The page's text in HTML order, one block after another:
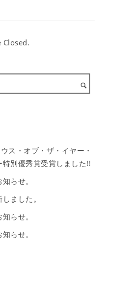
Closed.
ス・オブ・ザ・イヤー・
特別優秀賞受賞しました!!
らせ。
ました。
らせ。
らせ。